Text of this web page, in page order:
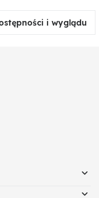
i wyglądu